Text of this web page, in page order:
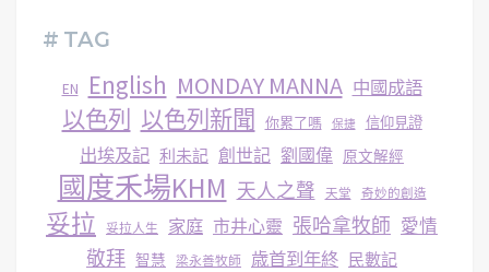
# TAG
EN English MONDAY MANNA 中國成語
以色列 以色列新聞 你累了嗎 保捷 信仰見證
出埃及記 利未記 創世記 劉國偉 原文解經
國度禾場KHM 天人之聲 天堂 奇妙的創造
妥拉 妥拉人生 家庭 市井心靈 張哈拿牧師 愛情
敬拜 智慧 梁永善牧師 歳首到年終 民數記